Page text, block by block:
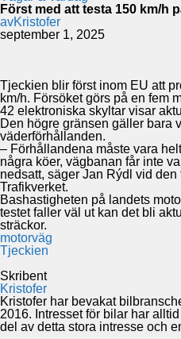
Först med att testa 150 km/h
avKristofer
september 1, 2025
Tjeckien blir först inom EU att
km/h. Försöket görs på en fem
42 elektroniska skyltar visar
Den högre gränsen gäller bara
väderförhållanden.
– Förhållandena måste vara
några köer, vägbanan får inte
nedsatt, säger Jan Rýdl vid den
Trafikverket.
Bashastigheten på landets
testet faller väl ut kan det bli
sträckor.
motorväg
Tjeckien
Skribent
Kristofer
Kristofer har bevakat
2016. Intresset för bilar har
del av detta stora intresse och